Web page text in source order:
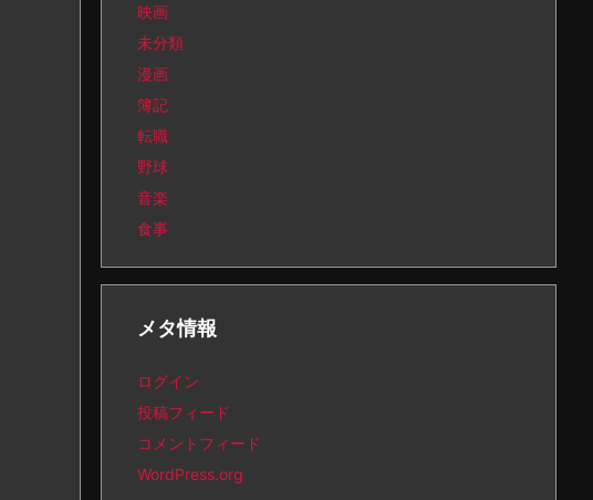
映画
未分類
漫画
簿記
転職
野球
音楽
食事
メタ情報
ログイン
投稿フィード
コメントフィード
WordPress.org